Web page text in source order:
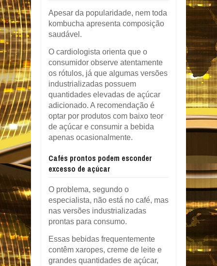
Apesar da popularidade, nem toda
kombucha apresenta composição
saudável.
O cardiologista orienta que o
consumidor observe atentamente
os rótulos, já que algumas versões
industrializadas possuem
quantidades elevadas de açúcar
adicionado. A recomendação é
optar por produtos com baixo teor
de açúcar e consumir a bebida
apenas ocasionalmente.
Cafés prontos podem esconder
excesso de açúcar
O problema, segundo o
especialista, não está no café, mas
nas versões industrializadas
prontas para consumo.
Essas bebidas frequentemente
contêm xaropes, creme de leite e
grandes quantidades de açúcar,